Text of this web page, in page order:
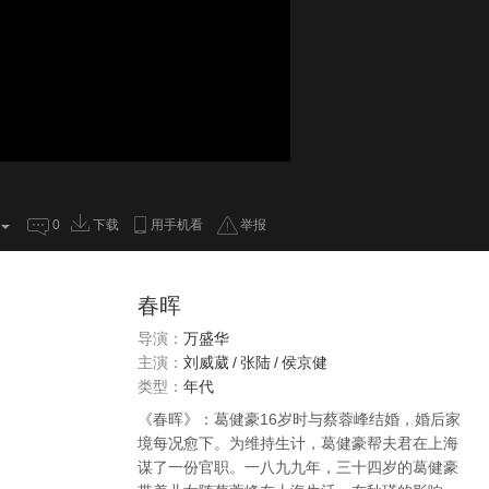
0 下载 用手机看 举报
春晖
导演： 万盛华
主演： 刘威葳/张陆/侯京健
类型： 年代
《春晖》：葛健豪16岁时与蔡蓉峰结婚，婚后家
境每况愈下。为维持生计，葛健豪帮夫君在上海
谋了一份官职。一八九九年，三十四岁的葛健豪